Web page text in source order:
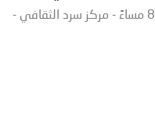
الثلاثاء 24 سبتمبر - 8:00 مساءً - مركز سرد الثقافي -